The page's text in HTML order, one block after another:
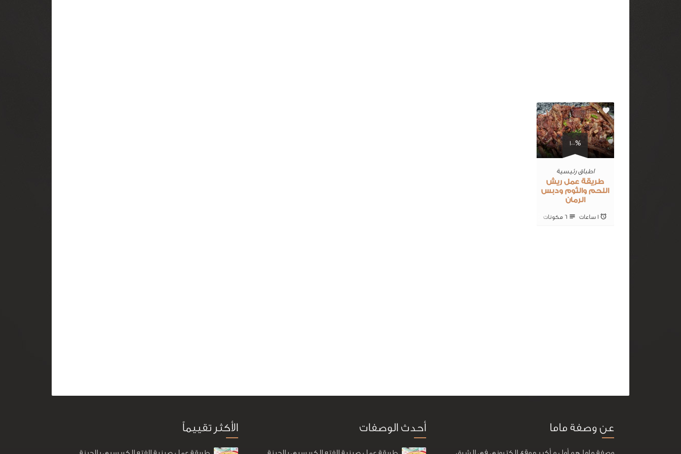
100%
0
اطباق رئيسية
طريقة عمل ريش
اللحم والثوم ودبس
الرمان
1 ساعات 6 ‎مكونات
الأكثر تقييماً أحدث الوصفات عن وصفة ماما